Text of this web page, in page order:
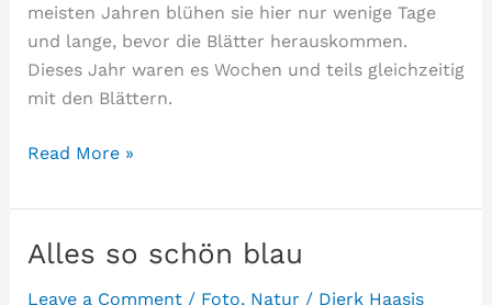
meisten Jahren blühen sie hier nur wenige Tage
und lange, bevor die Blätter herauskommen.
Dieses Jahr waren es Wochen und teils gleichzeitig
mit den Blättern.
Magnolien
die
Read More »
Alles so schön blau
Leave a Comment / Foto, Natur / Dierk Haasis